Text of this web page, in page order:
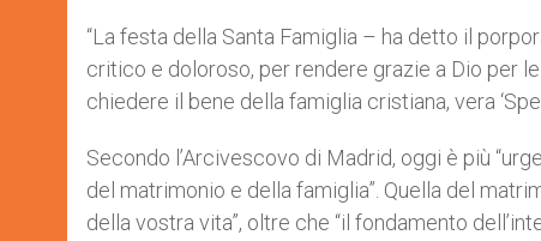
“La festa della Santa Famiglia – ha detto il
critico e doloroso, per rendere grazie a Dio per
chiedere il bene della famiglia cristiana, vera
Secondo l’Arcivescovo di Madrid, oggi è più
del matrimonio e della famiglia”. Quella del
della vostra vita”, oltre che “il fondamento